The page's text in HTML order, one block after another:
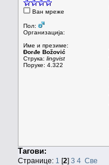
Ван мреже
Пол:
Организација:
Име и презиме:
Đorđe Božović
Струка: lingvist
Поруке: 4.322
Тагови:
Странице: 1 [2] 3 4 Све